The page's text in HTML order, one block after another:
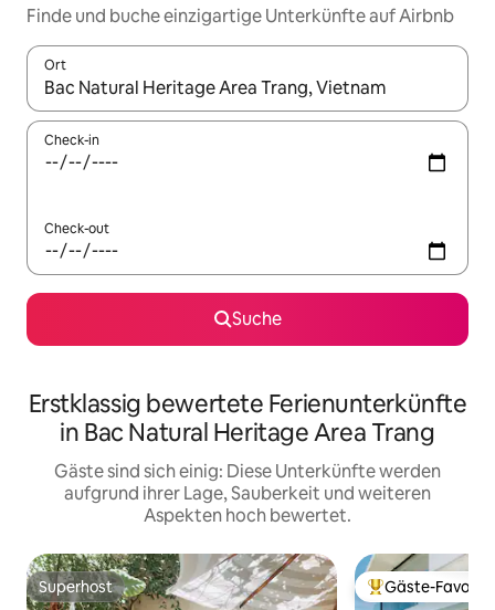
Finde und buche einzigartige Unterkünfte auf Airbnb
Ort
Wenn Ergebnisse verfügbar sind, navigiere mit den
Check-in
Check-out
Suche
Erstklassig bewertete Ferienunterkünfte
in Bac Natural Heritage Area Trang
Gäste sind sich einig: Diese Unterkünfte werden
aufgrund ihrer Lage, Sauberkeit und weiteren
Aspekten hoch bewertet.
Superhost
Superhost Beliebter Gäste-
Gäste-Favorit